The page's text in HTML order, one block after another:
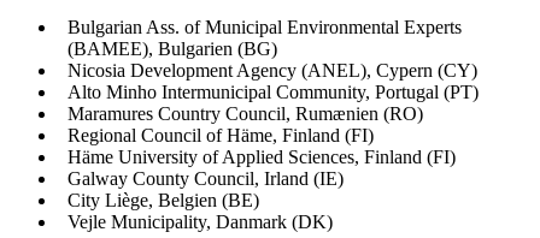
Bulgarian Ass. of Municipal Environmental Experts
(BAMEE), Bulgarien (BG)
Nicosia Development Agency (ANEL), Cypern (CY)
Alto Minho Intermunicipal Community, Portugal (PT)
Maramures Country Council, Rumænien (RO)
Regional Council of Häme, Finland (FI)
Häme University of Applied Sciences, Finland (FI)
Galway County Council, Irland (IE)
City Liège, Belgien (BE)
Vejle Municipality, Danmark (DK)